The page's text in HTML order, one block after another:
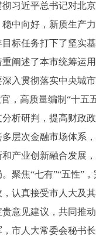
习近平总书记对北
中向好，新质生产
标任务打下了坚实
述了本市统筹运用
入贯彻落实中央城
，高质量编制“十
研判，提高财政政
层次金融市场体系
产业创新融合发展
聚焦“七有”“五性”
真接受市人大及其
意见建议，共同推
人大常委会秘书